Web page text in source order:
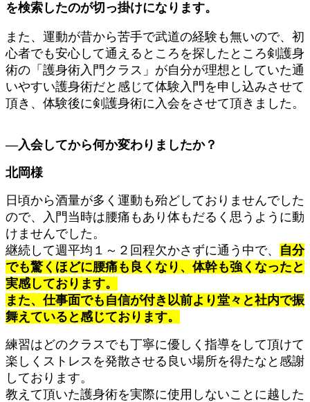
を検索したのが切っ掛けになります。
また、運動が昔から苦手で武道の経験も無いので、初
心者でも安心して通えるところを探したところ剣護身
術の「護身術入門クラス」が自分が理想としていた通
いやすい護身術だと感じて体験入門を申し込みさせて
頂き、体験後に剣護身術に入会をさせて頂きました。
―入会してから何か変わりましたか？
北岡様
日頃から酒量が多く運動も殆どしておりませんでした
ので、入門当時は腰痛もあり体もだるく思うように動
けませんでした。
継続して週平均１～２回程欠かさずに通う中で、 自分
でも驚くほどに腰痛も良くなり、体幹も強くなったと
実感しております。
また、仕事面でも自信が付き以前より堂々と社内で振
舞えていると感じております。
練習はどのクラスでも丁寧に優しく指導をして頂けて
楽しくストレスを発散させる良い場所を得たなと感謝
しております。
教えて頂いた護身術を実際に使用しないことに越した